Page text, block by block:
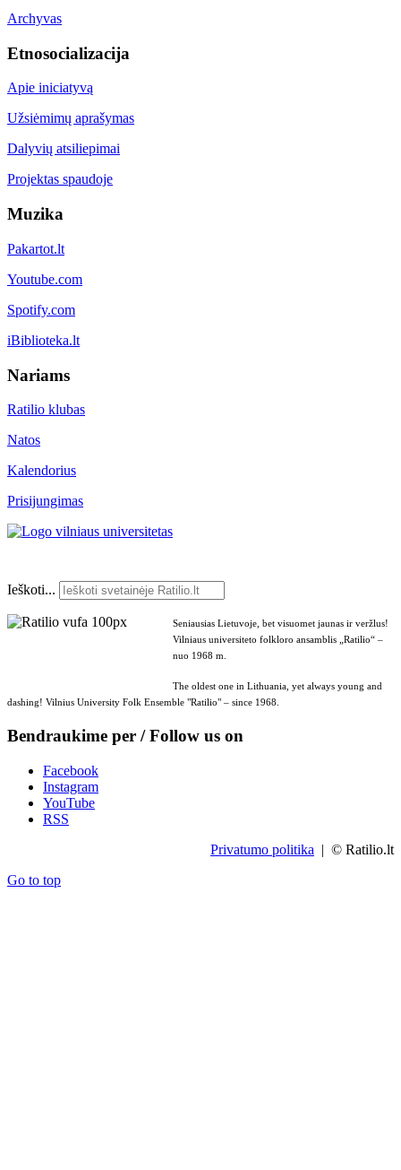
Archyvas
Etnosocializacija
Apie iniciatyvą
Užsiėmimų aprašymas
Dalyvių atsiliepimai
Projektas spaudoje
Muzika
Pakartot.lt
Youtube.com
Spotify.com
iBiblioteka.lt
Nariams
Ratilio klubas
Natos
Kalendorius
Prisijungimas
Ieškoti...
Seniausias Lietuvoje, bet visuomet jaunas ir veržlus!
Vilniaus universiteto folkloro ansamblis „Ratilio“ –
nuo 1968 m.
The oldest one in Lithuania, yet always young and
dashing! Vilnius University Folk Ensemble "Ratilio" – since 1968.
Bendraukime per / Follow us on
Facebook
Instagram
YouTube
RSS
Privatumo politika | © Ratilio.lt
Go to top